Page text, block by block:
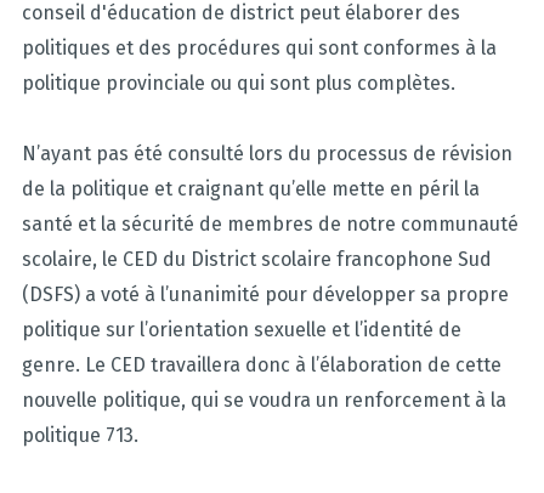
conseil d'éducation de district peut élaborer des
politiques et des procédures qui sont conformes à la
politique provinciale ou qui sont plus complètes.
N’ayant pas été consulté lors du processus de révision
de la politique et craignant qu’elle mette en péril la
santé et la sécurité de membres de notre communauté
scolaire, le CED du District scolaire francophone Sud
(DSFS) a voté à l’unanimité pour développer sa propre
politique sur l’orientation sexuelle et l’identité de
genre. Le CED travaillera donc à l’élaboration de cette
nouvelle politique, qui se voudra un renforcement à la
politique 713.